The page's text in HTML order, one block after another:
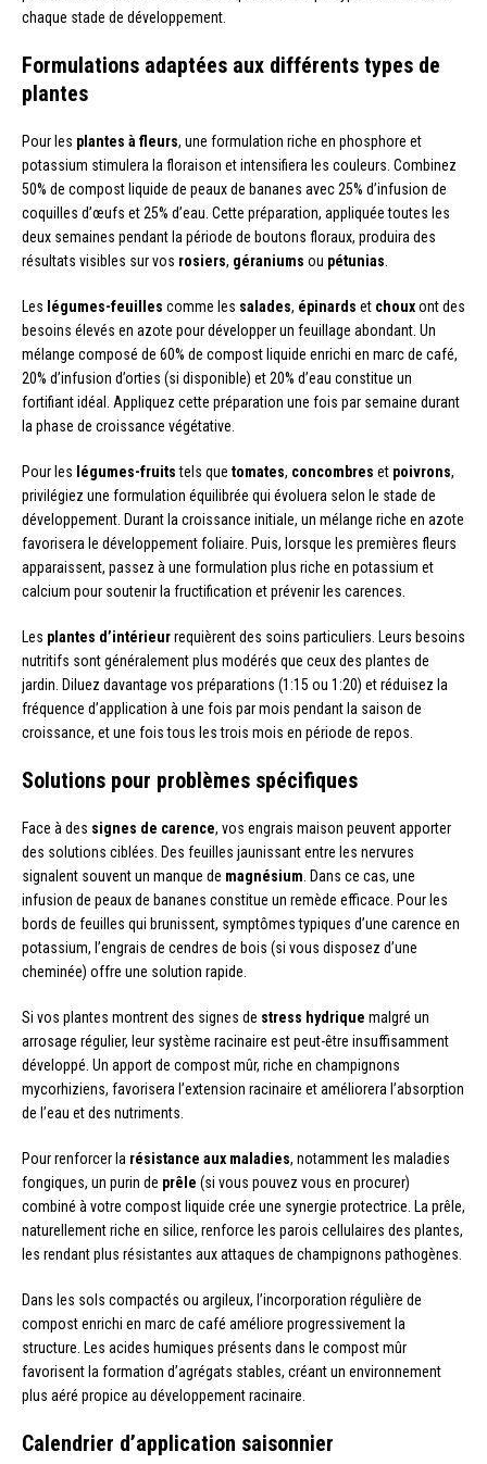
chaque stade de développement.
Formulations adaptées aux différents types de
plantes
Pour les plantes à fleurs, une formulation riche en phosphore et
potassium stimulera la floraison et intensifiera les couleurs. Combinez
50% de compost liquide de peaux de bananes avec 25% d’infusion de
coquilles d’œufs et 25% d’eau. Cette préparation, appliquée toutes les
deux semaines pendant la période de boutons floraux, produira des
résultats visibles sur vos rosiers, géraniums ou pétunias
Les légumes-feuilles comme les salades, épinards et chouxont des
besoins élevés en azote pour développer un feuillage abondant. Un
mélange composé de 60% de compost liquide enrichi en marc de café,
20% d’infusion d’orties (si disponible) et 20% d’eau constitue un
fortifiant idéal. Appliquez cette préparation une fois par semaine durant
la phase de croissance végétative.
Pour les légumes-fruitstels que tomates, concombres et poivrons,
privilégiez une formulation équilibrée qui évoluera selon le stade de
développement. Durant la croissance initiale, un mélange riche en azote
favorisera le développement foliaire. Puis, lorsque les premières fleurs
apparaissent, passez à une formulation plus riche en potassium et
calcium pour soutenir la fructification et prévenir les carences.
Les plantes d’intérieurrequièrent des soins particuliers. Leurs besoins
nutritifs sont généralement plus modérés que ceux des plantes de
jardin. Diluez davantage vos préparations (1:15 ou 1:20) et réduisez la
fréquence d’application à une fois par mois pendant la saison de
croissance, et une fois tous les trois mois en période de repos.
Solutions pour problèmes spécifiques
Face à des signes de carence, vos engrais maison peuvent apporter
des solutions ciblées. Des feuilles jaunissant entre les nervures
signalent souvent un manque de magnésium . Dans ce cas, une
infusion de peaux de bananes constitue un remède efficace. Pour les
bords de feuilles qui brunissent, symptômes typiques d’une carence en
potassium, l’engrais de cendres de bois (si vous disposez d’une
cheminée) offre une solution rapide.
Si vos plantes montrent des signes de stress hydrique malgré un
arrosage régulier, leur système racinaire est peut-être insuffisamment
développé. Un apport de compost mûr, riche en champignons
mycorhiziens, favorisera l’extension racinaire et améliorera l’absorption
de l’eau et des nutriments.
Pour renforcer la résistance aux maladies, notamment les maladies
fongiques, un purin de prêle (si vous pouvez vous en procurer)
combiné à votre compost liquide crée une synergie protectrice. La prêle,
naturellement riche en silice, renforce les parois cellulaires des plantes,
les rendant plus résistantes aux attaques de champignons pathogènes.
Dans les sols compactés ou argileux, l’incorporation régulière de
compost enrichi en marc de café améliore progressivement la
structure. Les acides humiques présents dans le compost mûr
favorisent la formation d’agrégats stables, créant un environnement
plus aéré propice au développement racinaire.
Calendrier d’application saisonnier